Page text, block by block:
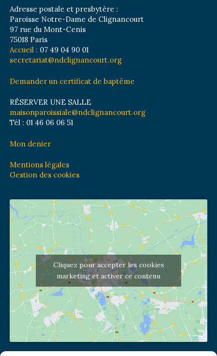
Adresse postale et presbytère :
Paroisse Notre-Dame de Clignancourt
97 rue du Mont-Cenis
75018 Paris
Accueil : 07 49 04 90 01
secretariat@ndclignancourt.org
Demander un certificat de baptême
RÉSERVER UNE SALLE
maisonparoissiale@ndclignancourt.org
Tél : 01 46 06 06 51
Mon denier
Mentions légales
Gestion des cookies
Cliquez pour accepter les cookies
marketing et activer ce contenu